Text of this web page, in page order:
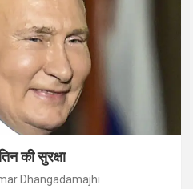
की सुरक्षा
Dhangadamajhi